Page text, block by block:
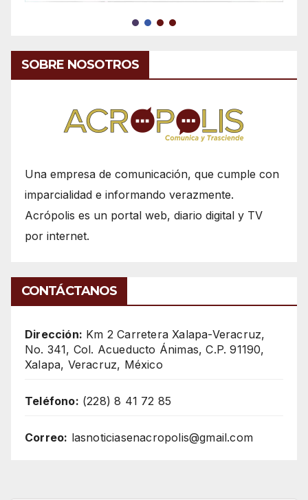
SOBRE NOSOTROS
Una empresa de comunicación, que cumple con
imparcialidad e informando verazmente.
Acrópolis es un portal web, diario digital y TV
por internet.
CONTÁCTANOS
Dirección: Km 2 Carretera Xalapa-Veracruz,
No. 341, Col. Acueducto Ánimas, C.P. 91190,
Xalapa, Veracruz, México
Teléfono: (228) 8 41 72 85
Correo: lasnoticiasenacropolis@gmail.com